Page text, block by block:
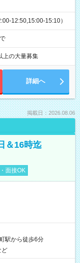
12:50,15:00-15:10）
上の大量募集
詳細へ
掲載日：2026.08.06
＆16時迄
面接OK
駅から徒歩6分
ど